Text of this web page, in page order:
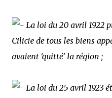
La loi du 20 avril 1922
Cilicie de tous les biens
avaient ‘quitté' la région ;
La loi du 25 avril 1923